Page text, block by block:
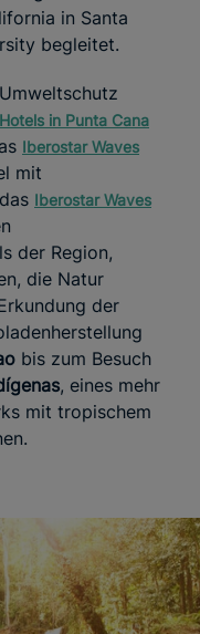
in Santa
begleitet.
in Punta Cana
Iberostar Waves
mit
Iberostar Waves
der Region,
die Natur
der
bis zum Besuch
, eines mehr
mit tropischem